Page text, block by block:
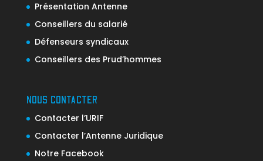
Présentation Antenne
Conseillers du salarié
Défenseurs syndicaux
Conseillers des Prud’hommes
NOUS CONTACTER
Contacter l’URIF
Contacter l’Antenne Juridique
Notre Facebook